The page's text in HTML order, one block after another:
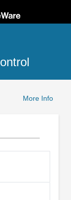
More Info